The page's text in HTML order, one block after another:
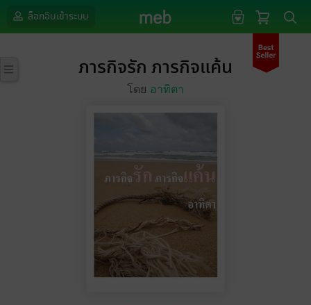
ล็อกอินเข้าระบบ
ภารกิจรัก ภารกิจแค้น
โดย อาทิตา